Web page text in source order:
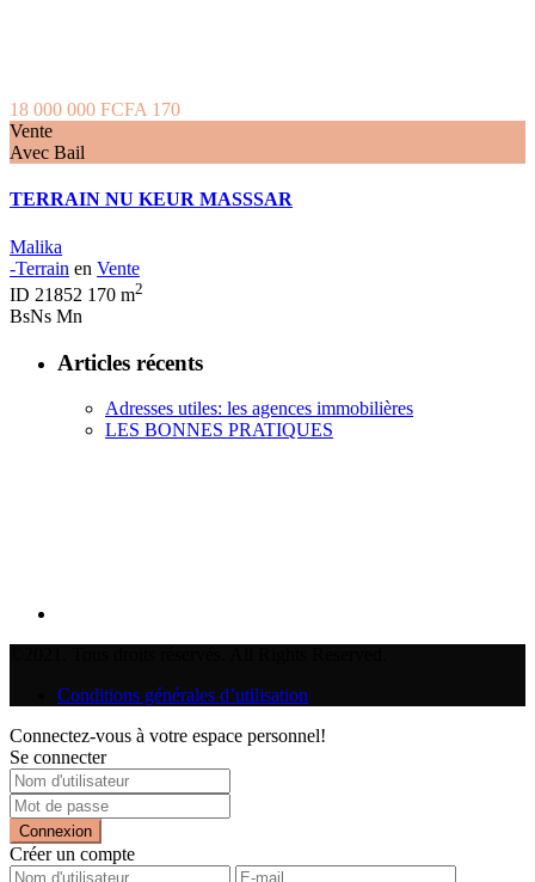
18 000 000 FCFA 170
Vente
Avec Bail
TERRAIN NU KEUR MASSSAR
Malika
-Terrain en Vente
ID 21852 170 m2
BsNs Mn
Articles récents
Adresses utiles: les agences immobilières
LES BONNES PRATIQUES
Conditions générales d’utilisation
Connectez-vous à votre espace personnel!
Se connecter
Connexion
Créer un compte